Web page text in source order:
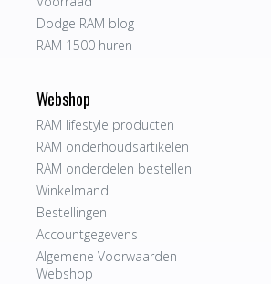
Dodge RAM blog
RAM 1500 huren
Webshop
RAM lifestyle producten
RAM onderhoudsartikelen
RAM onderdelen bestellen
Winkelmand
Bestellingen
Accountgegevens
Algemene Voorwaarden
Webshop